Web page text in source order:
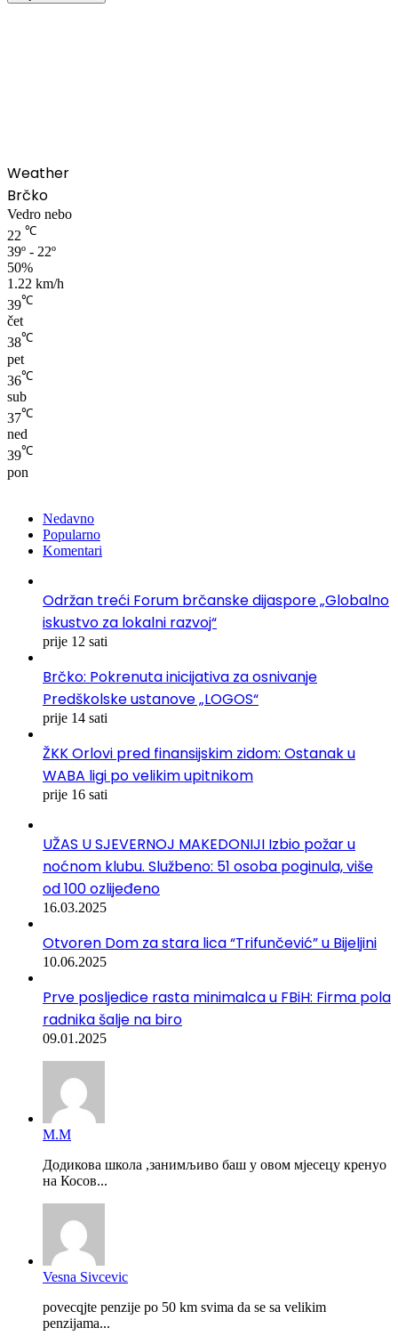
Weather
Brčko
Vedro nebo
22 ℃
39º - 22º
50%
1.22 km/h
39℃
čet
38℃
pet
36℃
sub
37℃
ned
39℃
pon
Nedavno
Popularno
Komentari
Održan treći Forum brčanske dijaspore „Globalno
iskustvo za lokalni razvoj“
prije 12 sati
Brčko: Pokrenuta inicijativa za osnivanje
Predškolske ustanove „LOGOS“
prije 14 sati
ŽKK Orlovi pred finansijskim zidom: Ostanak u
WABA ligi po velikim upitnikom
prije 16 sati
UŽAS U SJEVERNOJ MAKEDONIJI Izbio požar u
noćnom klubu. Službeno: 51 osoba poginula, više
od 100 ozlijeđeno
16.03.2025
Otvoren Dom za stara lica “Trifunčević” u Bijeljini
10.06.2025
Prve posljedice rasta minimalca u FBiH: Firma pola
radnika šalje na biro
09.01.2025
М.М
Додикова школа ,занимљиво баш у овом мјесецу кренуо
на Косов...
Vesna Sivcevic
povecqjte penzije po 50 km svima da se sa velikim
penzijama...